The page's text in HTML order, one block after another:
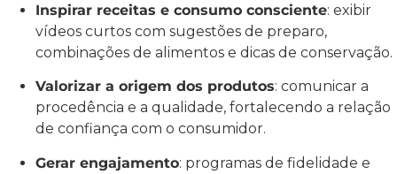
Inspirar receitas e consumo consciente: exibir
vídeos curtos com sugestões de preparo,
combinações de alimentos e dicas de conservação.
Valorizar a origem dos produtos: comunicar a
procedência e a qualidade, fortalecendo a relação
de confiança com o consumidor.
Gerar engajamento: programas de fidelidade e